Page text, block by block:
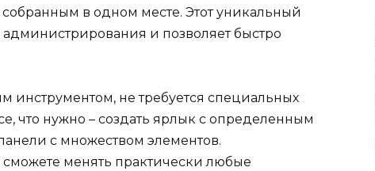
в одном месте. Этот уникальный
и позволяет быстро
инструментом, не требуется специальных
что нужно – создать ярлык с определенным
с множеством элементов.
менять практически любые